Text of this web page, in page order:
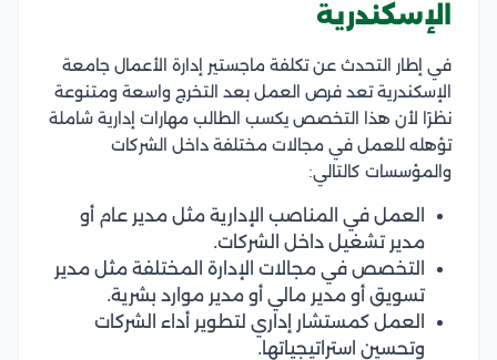
الإسكندرية
في إطار التحدث عن تكلفة ماجستير إدارة الأعمال جامعة
الإسكندرية تعد فرص العمل بعد التخرج واسعة ومتنوعة
نظرًا لأن هذا التخصص يكسب الطالب مهارات إدارية شاملة
تؤهله للعمل في مجالات مختلفة داخل الشركات
والمؤسسات كالتالي:
العمل في المناصب الإدارية مثل مدير عام أو
مدير تشغيل داخل الشركات.
التخصص في مجالات الإدارة المختلفة مثل مدير
تسويق أو مدير مالي أو مدير موارد بشرية.
العمل كمستشار إداري لتطوير أداء الشركات
وتحسين استراتيجياتها.